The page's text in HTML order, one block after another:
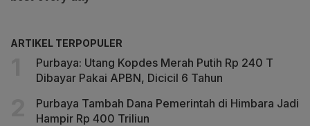
ARTIKEL TERPOPULER
Purbaya: Utang Kopdes Merah Putih Rp 240 T
Dibayar Pakai APBN, Dicicil 6 Tahun
Purbaya Tambah Dana Pemerintah di Himbara Jadi
Hampir Rp 400 Triliun